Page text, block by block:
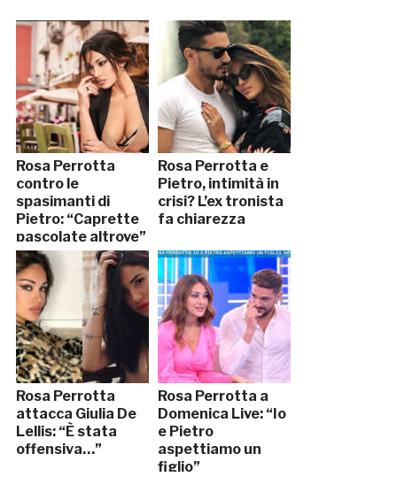
Rosa Perrotta
contro le
spasimanti di
Pietro: “Caprette
pascolate altrove”
Rosa Perrotta e
Pietro, intimità in
crisi? L’ex tronista
fa chiarezza
Rosa Perrotta
attacca Giulia De
Lellis: “È stata
offensiva…”
Rosa Perrotta a
Domenica Live: “Io
e Pietro
aspettiamo un
figlio”